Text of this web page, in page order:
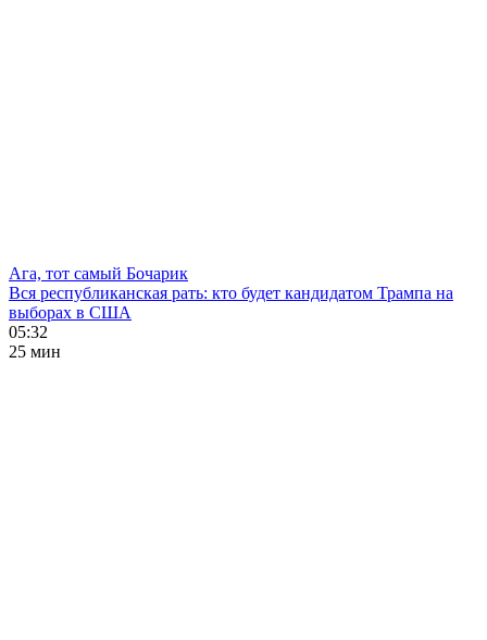
Ага, тот самый Бочарик
Вся республиканская рать: кто будет кандидатом Трампа на
выборах в США
05:32
25 мин